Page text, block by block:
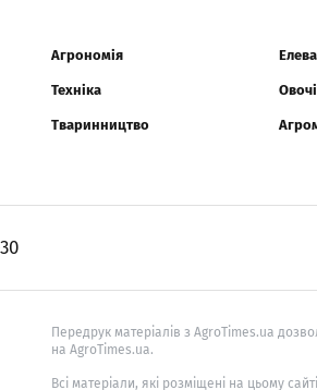
Агрономія
Техніка
Тваринництво
Передрук матеріалів з AgroTimes.ua
на AgroTimes.ua.
Всі матеріали, які розміщені на цьому